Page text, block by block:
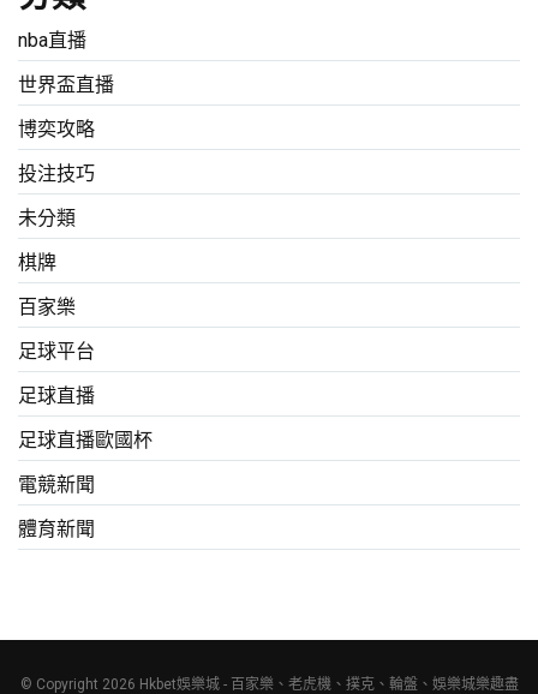
nba直播
世界盃直播
博奕攻略
投注技巧
未分類
棋牌
百家樂
足球平台
足球直播
足球直播歐國杯
電競新聞
體育新聞
© Copyright 2026 Hkbet娛樂城 - 百家樂、老虎機、撲克、輪盤、娛樂城樂趣盡